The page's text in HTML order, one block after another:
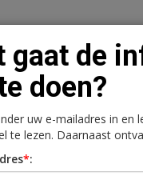
Vacaturebank
gaat de
doen?
uw e-mailadres in en
te lezen. Daarnaast
*: